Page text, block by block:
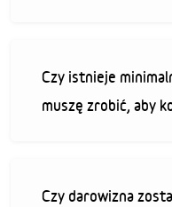
Czy istnieje
muszę zrobić, aby
Czy darowizna